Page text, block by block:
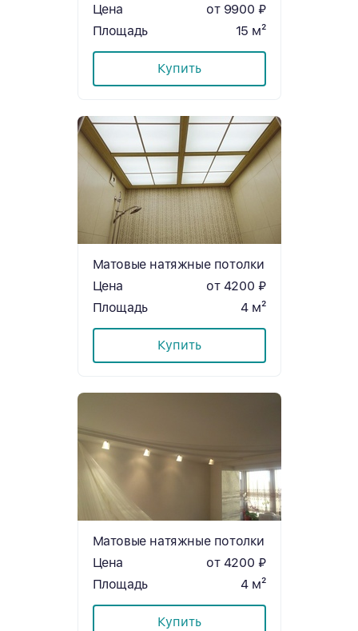
Цена
от 9900 ₽
Площадь
15 м²
Купить
Матовые натяжные потолки
Цена
от 4200 ₽
Площадь
4 м²
Купить
Матовые натяжные потолки
Цена
от 4200 ₽
Площадь
4 м²
Купить